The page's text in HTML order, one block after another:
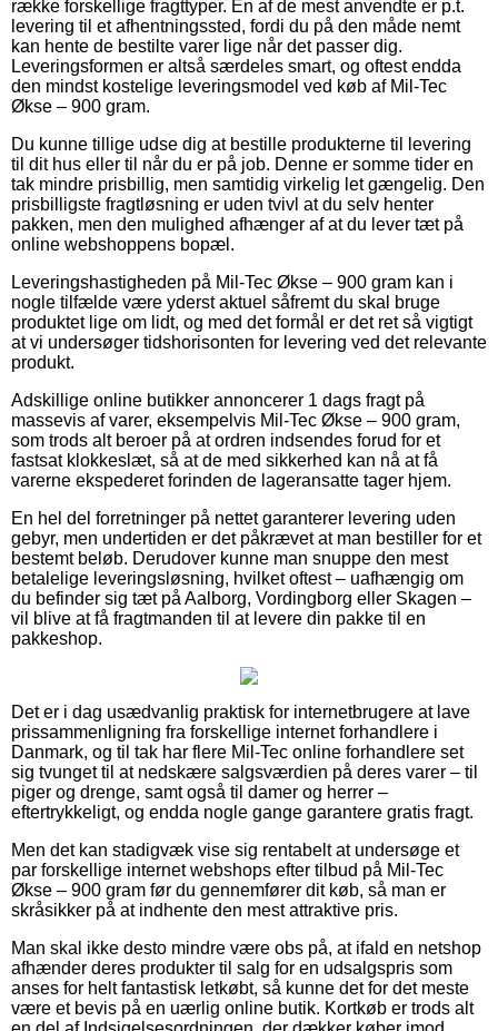
række forskellige fragttyper. En af de mest anvendte er p.t.
levering til et afhentningssted, fordi du på den måde nemt
kan hente de bestilte varer lige når det passer dig.
Leveringsformen er altså særdeles smart, og oftest endda
den mindst kostelige leveringsmodel ved køb af Mil-Tec
Økse – 900 gram.
Du kunne tillige udse dig at bestille produkterne til levering
til dit hus eller til når du er på job. Denne er somme tider en
tak mindre prisbillig, men samtidig virkelig let gængelig. Den
prisbilligste fragtløsning er uden tvivl at du selv henter
pakken, men den mulighed afhænger af at du lever tæt på
online webshoppens bopæl.
Leveringshastigheden på Mil-Tec Økse – 900 gram kan i
nogle tilfælde være yderst aktuel såfremt du skal bruge
produktet lige om lidt, og med det formål er det ret så vigtigt
at vi undersøger tidshorisonten for levering ved det relevante
produkt.
Adskillige online butikker annoncerer 1 dags fragt på
massevis af varer, eksempelvis Mil-Tec Økse – 900 gram,
som trods alt beroer på at ordren indsendes forud for et
fastsat klokkeslæt, så at de med sikkerhed kan nå at få
varerne ekspederet forinden de lageransatte tager hjem.
En hel del forretninger på nettet garanterer levering uden
gebyr, men undertiden er det påkrævet at man bestiller for et
bestemt beløb. Derudover kunne man snuppe den mest
betalelige leveringsløsning, hvilket oftest – uafhængig om
du befinder sig tæt på Aalborg, Vordingborg eller Skagen –
vil blive at få fragtmanden til at levere din pakke til en
pakkeshop.
Det er i dag usædvanlig praktisk for internetbrugere at lave
prissammenligning fra forskellige internet forhandlere i
Danmark, og til tak har flere Mil-Tec online forhandlere set
sig tvunget til at nedskære salgsværdien på deres varer – til
piger og drenge, samt også til damer og herrer –
eftertrykkeligt, og endda nogle gange garantere gratis fragt.
Men det kan stadigvæk vise sig rentabelt at undersøge et
par forskellige internet webshops efter tilbud på Mil-Tec
Økse – 900 gram før du gennemfører dit køb, så man er
skråsikker på at indhente den mest attraktive pris.
Man skal ikke desto mindre være obs på, at ifald en netshop
afhænder deres produkter til salg for en udsalgspris som
anses for helt fantastisk letkøbt, så kunne det for det meste
være et bevis på en uærlig online butik. Kortkøb er trods alt